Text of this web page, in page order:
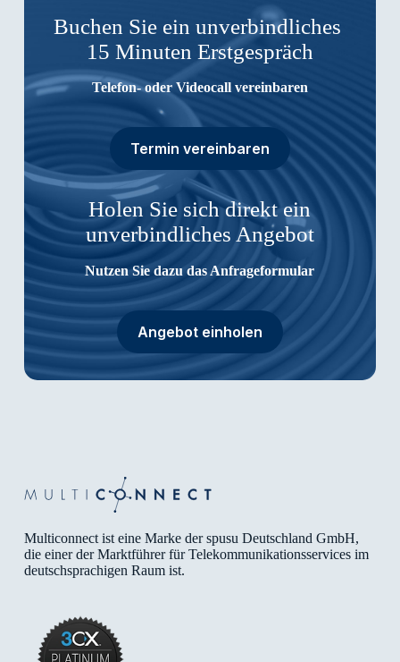
Buchen Sie ein unverbindliches
15 Minuten Erstgespräch
Telefon- oder Videocall vereinbaren
Termin vereinbaren
Holen Sie sich direkt ein
unverbindliches Angebot
Nutzen Sie dazu das Anfrageformular
Angebot einholen
Multiconnect ist eine Marke der spusu Deutschland GmbH,
die einer der Marktführer für Telekommunikationsservices im
deutschsprachigen Raum ist.